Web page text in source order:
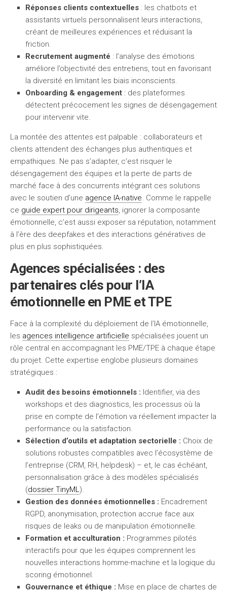
Réponses clients contextuelles : les chatbots et
assistants virtuels personnalisent leurs interactions,
créant de meilleures expériences et réduisant la
friction.
Recrutement augmenté : l’analyse des émotions
améliore l’objectivité des entretiens, tout en favorisant
la diversité en limitant les biais inconscients.
Onboarding & engagement : des plateformes
détectent précocement les signes de désengagement
pour intervenir vite.
La montée des attentes est palpable : collaborateurs et
clients attendent des échanges plus authentiques et
empathiques. Ne pas s’adapter, c’est risquer le
désengagement des équipes et la perte de parts de
marché face à des concurrents intégrant ces solutions
avec le soutien d’une agence IA-native. Comme le rappelle
ce guide expert pour dirigeants, ignorer la composante
émotionnelle, c’est aussi exposer sa réputation, notamment
à l’ère des deepfakes et des interactions génératives de
plus en plus sophistiquées.
Agences spécialisées : des
partenaires clés pour l’IA
émotionnelle en PME et TPE
Face à la complexité du déploiement de l’IA émotionnelle,
les agences intelligence artificielle spécialisées jouent un
rôle central en accompagnant les PME/TPE à chaque étape
du projet. Cette expertise englobe plusieurs domaines
stratégiques :
Audit des besoins émotionnels : Identifier, via des
workshops et des diagnostics, les processus où la
prise en compte de l’émotion va réellement impacter la
performance ou la satisfaction.
Sélection d’outils et adaptation sectorielle : Choix de
solutions robustes compatibles avec l’écosystème de
l’entreprise (CRM, RH, helpdesk) – et, le cas échéant,
personnalisation grâce à des modèles spécialisés
(dossier TinyML).
Gestion des données émotionnelles : Encadrement
RGPD, anonymisation, protection accrue face aux
risques de leaks ou de manipulation émotionnelle.
Formation et acculturation : Programmes pilotés
interactifs pour que les équipes comprennent les
nouvelles interactions homme-machine et la logique du
scoring émotionnel.
Gouvernance et éthique : Mise en place de chartes de